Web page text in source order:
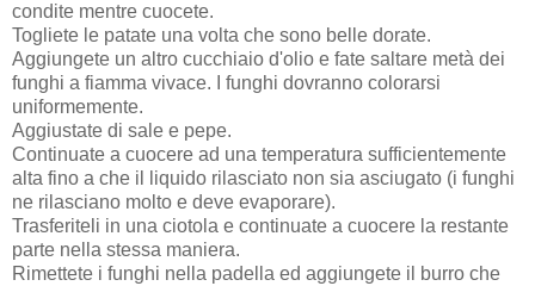
condite mentre cuocete.
Togliete le patate una volta che sono belle dorate.
Aggiungete un altro cucchiaio d'olio e fate saltare metà dei
funghi a fiamma vivace. I funghi dovranno colorarsi
uniformemente.
Aggiustate di sale e pepe.
Continuate a cuocere ad una temperatura sufficientemente
alta fino a che il liquido rilasciato non sia asciugato (i funghi
ne rilasciano molto e deve evaporare).
Trasferiteli in una ciotola e continuate a cuocere la restante
parte nella stessa maniera.
Rimettete i funghi nella padella ed aggiungete il burro che